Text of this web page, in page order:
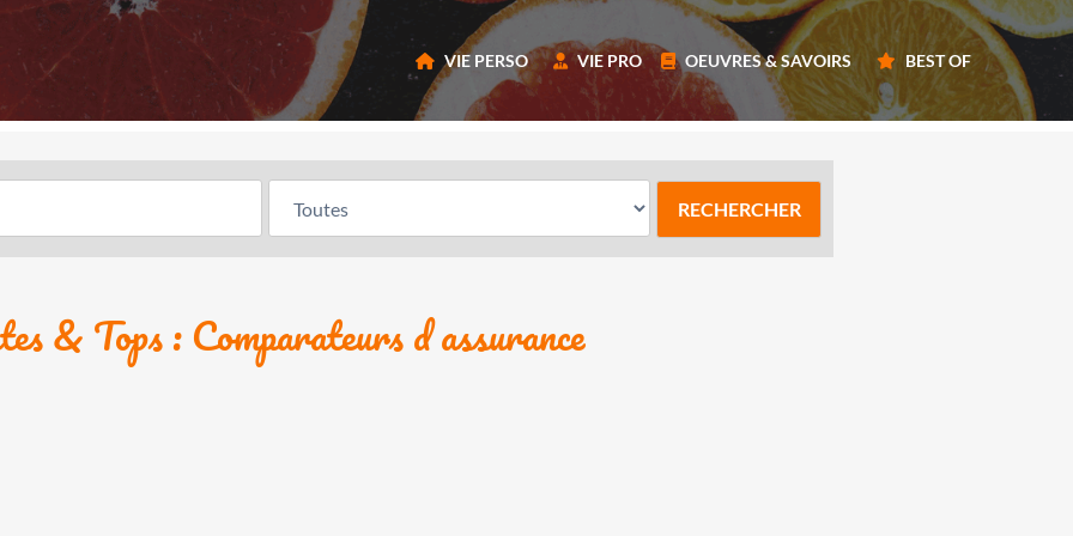
VIE PERSO VIE PRO OEUVRES & SAVOIRS BEST OF
& Tops : Comparateurs d assurance